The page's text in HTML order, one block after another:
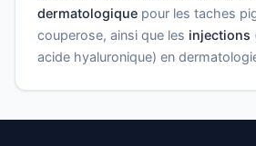
dermatologique pour les taches
couperose, ainsi que les injections
acide hyaluronique) en